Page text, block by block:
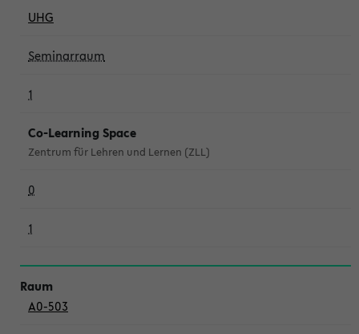
UHG
Seminarraum
1
Co-Learning Space
Zentrum für Lehren und Lernen (ZLL)
0
1
A0-503